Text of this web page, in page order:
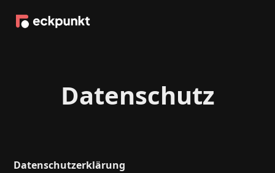
Datenschutz
Datenschutzerklärung